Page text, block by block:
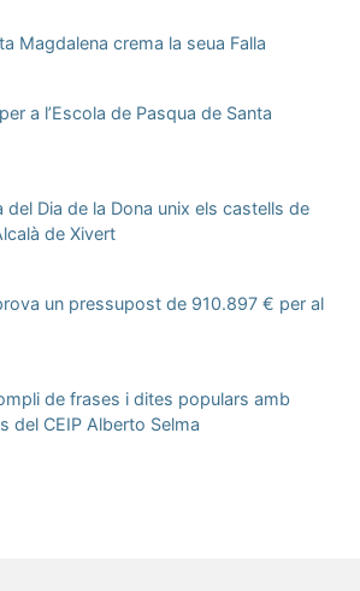
Magdalena crema la seua Falla
a l’Escola de Pasqua de Santa
del Dia de la Dona unix els castells de
de Xivert
un pressupost de 910.897 € per al
de frases i dites populars amb
del CEIP Alberto Selma